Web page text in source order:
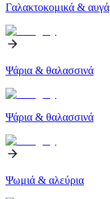
Γαλακτοκομικά & αυγά
Ψάρια & θαλασσινά
Ψάρια & θαλασσινά
Ψωμιά & αλεύρια